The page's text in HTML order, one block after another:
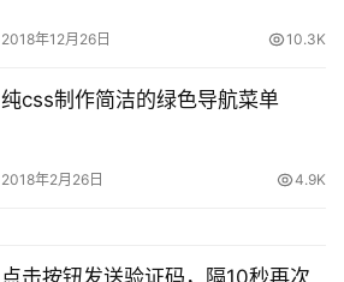
2018年12月26日 10.3K
纯css制作简洁的绿色导航菜单
2018年2月26日 4.9K